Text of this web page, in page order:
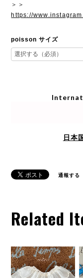
＞＞
https://
poisson サイズ
日本
通報する
Related